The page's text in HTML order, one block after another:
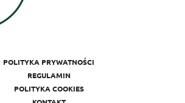
POLITYKA PRYWATNOŚCI
REGULAMIN
POLITYKA COOKIES